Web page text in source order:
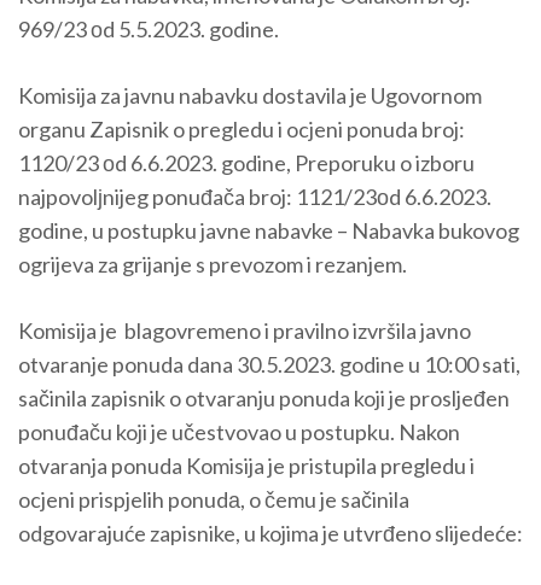
969/23 оd 5.5.2023. godine.
Komisija za javnu nabavku dostavila je Ugovornom
organu Zapisnik o pregledu i ocjeni ponuda broj:
1120/23 оd 6.6.2023. godine, Preporuku o izboru
najpovolјnijeg ponuđača broj: 1121/23оd 6.6.2023.
godine, u postupku javne nabavke – Nabavka bukovog
ogrijeva za grijanje s prevozom i rezanjem.
Komisija je blagovremeno i pravilno izvršila javno
otvaranje ponuda dana 30.5.2023. godine u 10:00 sati,
sačinila zapisnik o otvaranju ponuda koji je prosljeđen
ponuđaču koji je učestvovao u postupku. Nakon
otvaranja ponuda Komisija je pristupila prеglеdu i
ocjeni prispjelih ponudа, o čemu je sačinila
odgovarajuće zapisnike, u kojima je utvrđeno slijedeće: